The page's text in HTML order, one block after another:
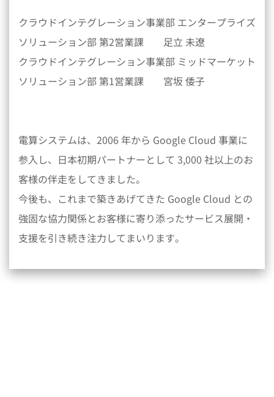
クラウドインテグレーション事業部 エンタープライズ
ソリューション部 第2営業課 足立 未遼
クラウドインテグレーション事業部 ミッドマーケット
ソリューション部 第1営業課 宮坂 倭子
電算システムは、2006 年から Google Cloud 事業に
参入し、日本初期パートナーとして 3,000 社以上のお
客様の伴走をしてきました。
今後も、これまで築きあげてきた Google Cloud との
強固な協力関係とお客様に寄り添ったサービス展開・
支援を引き続き注力してまいります。